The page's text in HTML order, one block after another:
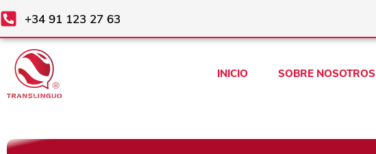
Ir
al
contenido
+34 91 123 27 63
INICIO SOBRE NOSOTROS